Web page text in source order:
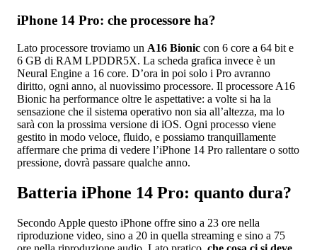
iPhone 14 Pro: che processore ha?
Lato processore troviamo un A16 Bionic con 6 core a 64 bit e
6 GB di RAM LPDDR5X. La scheda grafica invece è un
Neural Engine a 16 core. D’ora in poi solo i Pro avranno
diritto, ogni anno, al nuovissimo processore. Il processore A16
Bionic ha performance oltre le aspettative: a volte si ha la
sensazione che il sistema operativo non sia all’altezza, ma lo
sarà con la prossima versione di iOS. Ogni processo viene
gestito in modo veloce, fluido, e possiamo tranquillamente
affermare che prima di vedere l’iPhone 14 Pro rallentare o sotto
pressione, dovrà passare qualche anno.
Batteria iPhone 14 Pro: quanto dura?
Secondo Apple questo iPhone offre sino a 23 ore nella
riproduzione video, sino a 20 in quella streaming e sino a 75